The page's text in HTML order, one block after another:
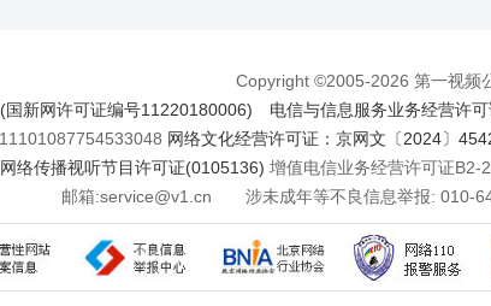
Copyright ©2005-2026 第一视频
新网许可证编号11220180006)
电信与信息服务业务经营许
网络文化经营许可证：京网文〔2024〕
络传播视听节目许可证(0105136) 增值电信业务经营许可证B2-
邮箱:service@v1.cn 涉未成年等不良信息举报: